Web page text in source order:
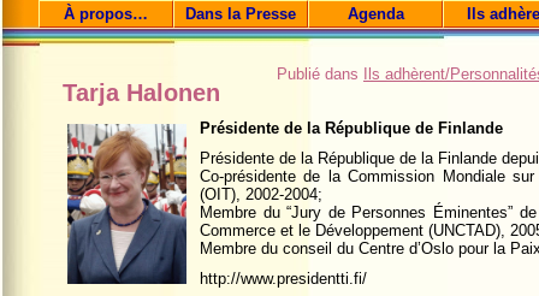
À propos… Dans la Presse Agenda Ils
Publié dans Ils adhèrent/
Tarja Halonen
Présidente de la République de Finlande
Présidente de la République de la Finlande
Co-présidente de la Commission Mondiale
(OIT), 2002-2004;
Membre du “Jury de Personnes Éminentes”
Commerce et le Développement (UNCTAD),
Membre du conseil du Centre d’Oslo pour la
http://www.presidentti.fi/